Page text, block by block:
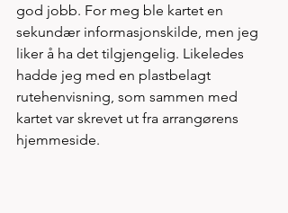
god jobb. For meg ble kartet en
sekundær informasjonskilde, men jeg
liker å ha det tilgjengelig. Likeledes
hadde jeg med en plastbelagt
rutehenvisning, som sammen med
kartet var skrevet ut fra arrangørens
hjemmeside.